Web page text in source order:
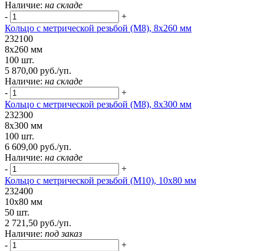
Наличие: на складе
-
+
Кольцо с метрической резьбой (М8), 8х260 мм
232100
8х260 мм
100 шт.
5 870,00 руб./уп.
Наличие: на складе
-
+
Кольцо с метрической резьбой (М8), 8х300 мм
232300
8х300 мм
100 шт.
6 609,00 руб./уп.
Наличие: на складе
-
+
Кольцо с метрической резьбой (М10), 10х80 мм
232400
10х80 мм
50 шт.
2 721,50 руб./уп.
Наличие: под заказ
-
+